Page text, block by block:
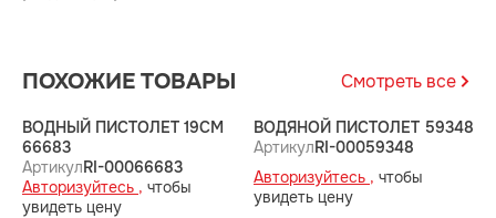
ПОХОЖИЕ ТОВАРЫ Смотреть все
ВОДНЫЙ ПИСТОЛЕТ 19СМ
66683
АртикулRI-00066683
Авторизуйтесь , чтобы
увидеть цену
ВОДЯНОЙ ПИСТОЛЕТ 59348
АртикулRI-00059348
Авторизуйтесь , чтобы
увидеть цену